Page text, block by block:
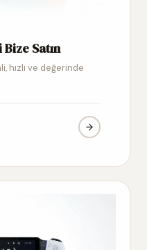
Satın
hızlı ve değerinde